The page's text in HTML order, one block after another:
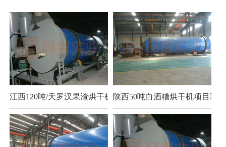
江西120吨/天罗汉果渣烘干机项目陕西50吨白酒糟烘干机项目现场